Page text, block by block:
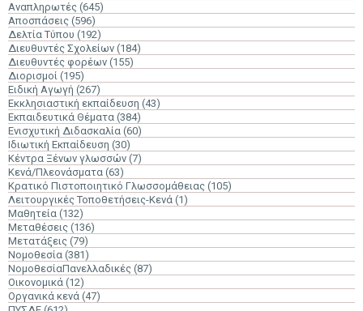
Αναπληρωτές (645)
Αποσπάσεις (596)
Δελτία Τύπου (192)
Διευθυντές Σχολείων (184)
Διευθυντές φορέων (155)
Διορισμοί (195)
Ειδική Αγωγή (267)
Εκκλησιαστική εκπαίδευση (43)
Εκπαιδευτικά Θέματα (384)
Ενισχυτική Διδασκαλία (60)
Ιδιωτική Εκπαίδευση (30)
Κέντρα Ξένων γλωσσών (7)
Κενά/Πλεονάσματα (63)
Κρατικό Πιστοποιητικό Γλωσσομάθειας (105)
Λειτουργικές Τοποθετήσεις-Κενά (1)
Μαθητεία (132)
Μεταθέσεις (136)
Μετατάξεις (79)
Νομοθεσία (381)
ΝομοθεσίαΠανελλαδικές (87)
Οικονομικά (12)
Οργανικά κενά (47)